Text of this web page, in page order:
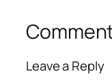
Leave a Reply